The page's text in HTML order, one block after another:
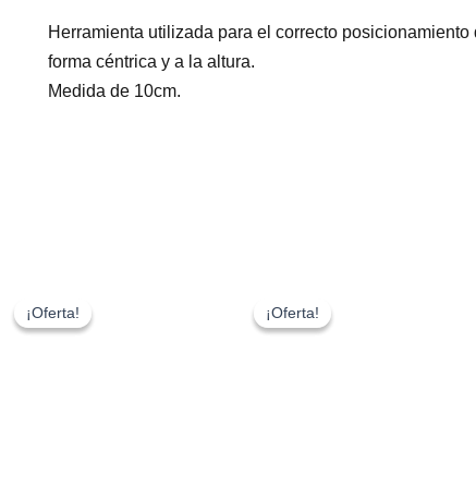
Herramienta utilizada para el correcto
forma céntrica y a la altura.
Medida de 10cm.
¡Oferta!
¡Oferta!
precio
original
precio
actual
¡Oferta!
¡Oferta!
precio
original
precio
actual